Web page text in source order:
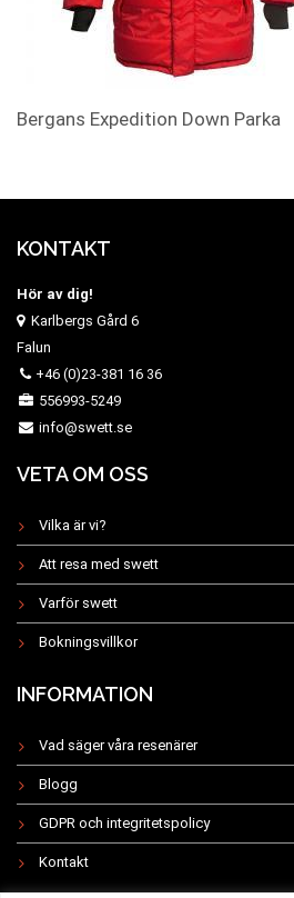
Bergans Expedition Down Parka
KONTAKT
Hör av dig!
Karlbergs Gård 6
Falun
+46 (0)23-381 16 36
556993-5249
info@swett.se
VETA OM OSS
Vilka är vi?
Att resa med swett
Varför swett
Bokningsvillkor
INFORMATION
Vad säger våra resenärer
Blogg
GDPR och integritetspolicy
Kontakt